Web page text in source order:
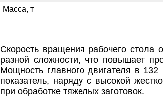
Масса, т
Скорость вращения рабочего стола
разной сложности, что повышает
Мощность главного двигателя в 132
показатель, наряду с высокой
при обработке тяжелых заготовок.